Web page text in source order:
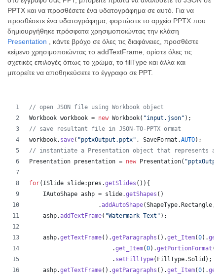
PPTX και να προσθέσετε ένα υδατογράφημα σε αυτό. Για να
προσθέσετε ένα υδατογράφημα, φορτώστε το αρχείο PPTX που
δημιουργήθηκε πρόσφατα χρησιμοποιώντας την κλάση
Presentation , κάντε βρόχο σε όλες τις διαφάνειες, προσθέστε
κείμενο χρησιμοποιώντας το addTextFrame, ορίστε όλες τις
σχετικές επιλογές όπως το χρώμα, το fillType και άλλα και
μπορείτε να αποθηκεύσετε το έγγραφο σε PPT.
// open JSON file using Workbook object
Workbook workbook = new Workbook( "input.json" );
// save resultant file in JSON-TO-PPTX ormat
workbook. save( "pptxOutput.pptx" , SaveFormat .AUTO);
// instantiate a Presentation object that represents a
Presentation presentation = new Presentation(
for( ISlide slide: pres .getSlides ()){
IAutoShape ashp = slide.getShapes ()
                    .
addAutoShape(ShapeType. Rectangle,
ashp.addTextFrame( "Watermark Text" );
ashp.getTextFrame().getParagraphs ().get_Item(0).
                        .
get_Item(0).getPortionFormat
                        .
setFillType( FillType.Solid );
ashp.getTextFrame().getParagraphs ().get_Item(0).